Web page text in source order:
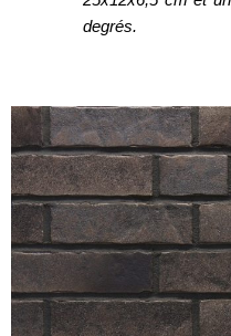
degrés.